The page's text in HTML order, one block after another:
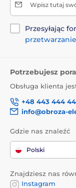
Składniki:
Mięso (35%
15,1%
lniane, tłuszcz
hodowlane,
Wpisz tutaj
Przesyłając
Potrzebujesz
Obsługa klienta
+48 443 444
info@obroza-
Gdzie nas znaleźć
Polski
Znajdziesz nas
Instagram